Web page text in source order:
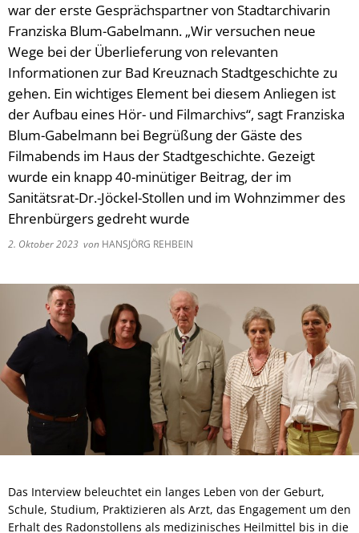
war der erste Gesprächspartner von Stadtarchivarin
Franziska Blum-Gabelmann. „Wir versuchen neue
Wege bei der Überlieferung von relevanten
Informationen zur Bad Kreuznach Stadtgeschichte zu
gehen. Ein wichtiges Element bei diesem Anliegen ist
der Aufbau eines Hör- und Filmarchivs“, sagt Franziska
Blum-Gabelmann bei Begrüßung der Gäste des
Filmabends im Haus der Stadtgeschichte. Gezeigt
wurde ein knapp 40-minütiger Beitrag, der im
Sanitätsrat-Dr.-Jöckel-Stollen und im Wohnzimmer des
Ehrenbürgers gedreht wurde
2. Oktober 2023 von HANSJÖRG REHBEIN
Das Interview beleuchtet ein langes Leben von der Geburt,
Schule, Studium, Praktizieren als Arzt, das Engagement um den
Erhalt des Radonstollens als medizinisches Heilmittel bis in die